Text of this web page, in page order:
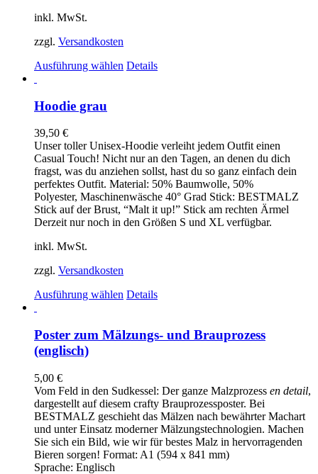
inkl. MwSt.
zzgl. Versandkosten
Ausführung wählen Dieses
Die
Optionen
können
auf
der
Produktseite
gewählt
Details
Hoodie grau
39,50 €
Unser toller Unisex-Hoodie verleiht jedem Outfit einen
Casual Touch! Nicht nur an den Tagen, an denen du dich
fragst, was du anziehen sollst, hast du so ganz einfach dein
perfektes Outfit. Material: 50% Baumwolle, 50%
Polyester, Maschinenwäsche 40° Grad Stick: BESTMALZ
Stick auf der Brust, “Malt it up!” Stick am rechten Ärmel
Derzeit nur noch in den Größen S und XL verfügbar.
inkl. MwSt.
zzgl. Versandkosten
Ausführung wählen Dieses
mehrere
Varianten
können
auf
der
Produktseite
gewählt
werden
Details
Poster zum Mälzungs- und Brauprozess
(englisch)
5,00 €
Vom Feld in den Sudkessel: Der ganze Malzprozess en detail,
dargestellt auf diesem crafty Brauprozessposter. Bei
BESTMALZ geschieht das Mälzen nach bewährter Machart
und unter Einsatz moderner Mälzungstechnologien. Machen
Sie sich ein Bild, wie wir für bestes Malz in hervorragenden
Bieren sorgen! Format: A1 (594 x 841 mm)
Sprache: Englisch